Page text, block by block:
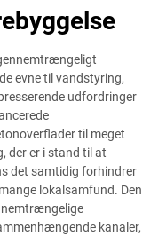
evne til vandstyring,
udfordringer
til meget
der er i stand til at
det samtidig forhindrer
lokalsamfund. Den
kanaler,